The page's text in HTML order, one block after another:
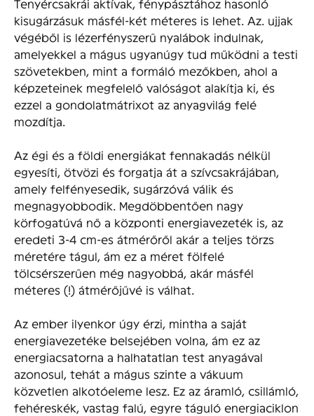
Tenyércsakrái aktívak, fénypásztához hasonló
kisugárzásuk másfél-két méteres is lehet. Az. ujjak
végéből is lézerfény­szerű nyalábok indulnak,
amelyekkel a mágus ugyanúgy tud működni a testi
szövetekben, mint a formáló mezőkben, ahol a
képzeteinek megfelelő valóságot alakítja ki, és
ezzel a gondolatmátrixot az anyagvilág felé
mozdítja.
Az égi és a földi energiákat fennakadás nélkül
egyesíti, ötvözi és forgatja át a szívcsakrájában,
amely felfényesedik, sugárzóvá válik és
megnagyobbodik. Megdöbbentően nagy
körfogatúvá nő a központi energiavezeték is, az
eredeti 3-4 cm-es átmérőről akár a teljes törzs
méretére tágul, ám ez a méret fölfelé
tölcsérszerűen még nagyobbá, akár másfél
méteres (!) átmérőjűvé is válhat.
Az ember ilyenkor úgy érzi, mintha a saját
energiavezetéke belsejében volna, ám ez az
energiacsatorna a halhatatlan test anyagával
azonosul, tehát a mágus szinte a vákuum
közvetlen alkotóeleme lesz. Ez az áramló, csillámló,
fehéreskék, vastag falú, egyre táguló energiaciklon